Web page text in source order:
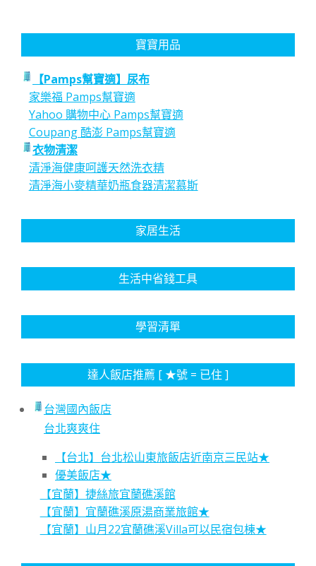
寶寶用品
【Pamps幫寶適】尿布
家樂福 Pamps幫寶適
Yahoo 購物中心 Pamps幫寶適
Coupang 酷澎 Pamps幫寶適
衣物清潔
清淨海健康呵護天然洗衣精
清淨海小麥精華奶瓶食器清潔慕斯
家居生活
生活中省錢工具
學習清單
達人飯店推薦 [ ★號 = 已住 ]
台灣國內飯店
台北爽爽住
【台北】台北松山東旅飯店近南京三民站★
優美飯店★
【宜蘭】捷絲旅宜蘭礁溪館
【宜蘭】宜蘭礁溪原湯商業旅館★
【宜蘭】山月22宜蘭礁溪Villa可以民宿包棟★